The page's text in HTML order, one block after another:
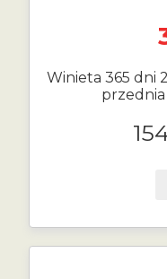
Winieta 365 dni
przednia